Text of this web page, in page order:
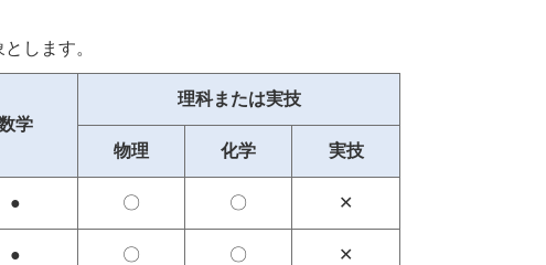
します。
学
理科または実技
物理 化学 実技
● 〇 〇 ✕
● 〇 〇 ✕